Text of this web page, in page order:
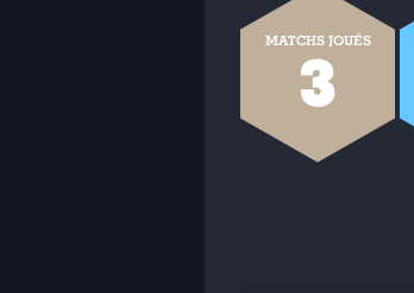
MATCHS JOUÉS
3